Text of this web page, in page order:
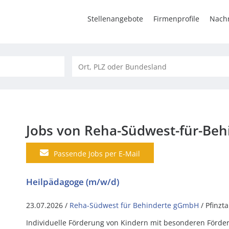
Stellenangebote Firmenprofile
Jobs von Reha-Südwest-für-
Passende Jobs per E-Mail
Heilpädagoge (m/w/d)
23.07.2026 / Reha-Südwest für Behinderte gGmbH /
Individuelle Förderung von Kindern mit besonderen